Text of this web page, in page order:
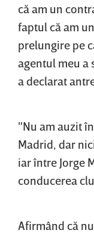
că am un
faptul că am
prelungire pe
agentul meu a
a declarat
"Nu am auzit
Madrid, dar
iar între Jorge
conducerea
Afirmând că